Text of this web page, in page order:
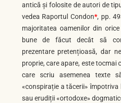
antică și folosite de autori de
vedea Raportul Condon*, pp.
majoritatea oamenilor din
bune de făcut decât să
prezentare pretențioasă, dar
proprie, care apare, este tocmai
care scriu asemenea texte
«conspirație a tăcerii»
sau erudiții «ortodoxe»